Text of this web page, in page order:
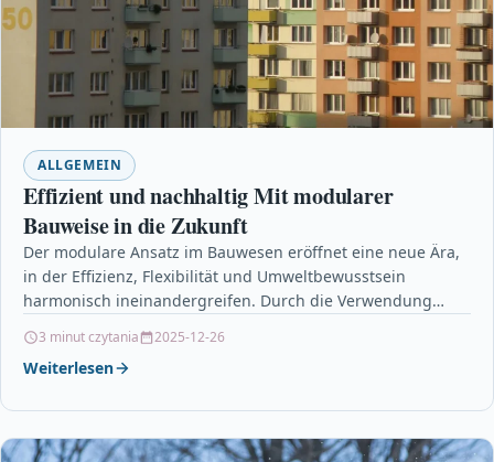
ALLGEMEIN
Effizient und nachhaltig Mit modularer
Bauweise in die Zukunft
Der modulare Ansatz im Bauwesen eröffnet eine neue Ära,
in der Effizienz, Flexibilität und Umweltbewusstsein
harmonisch ineinandergreifen. Durch die Verwendung
3 minut czytania 2025-12-26
Weiterlesen